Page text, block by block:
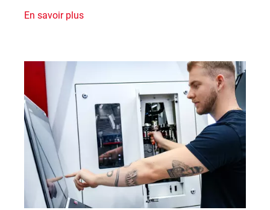
En savoir plus